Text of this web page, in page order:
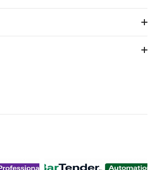
ค้ด GoDEX RT700x Printer